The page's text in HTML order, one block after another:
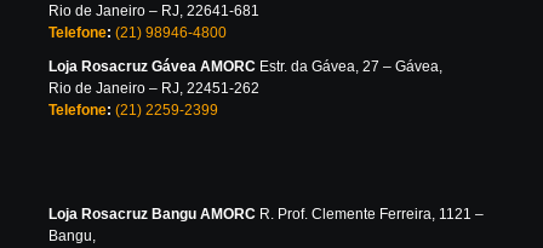
Rio de Janeiro – RJ, 22641-681
Telefone: (21) 98946-4800
Loja Rosacruz Gávea AMORC Estr. da Gávea, 27 – Gávea,
Rio de Janeiro – RJ, 22451-262
Telefone: (21) 2259-2399
Loja Rosacruz Bangu AMORC R. Prof. Clemente Ferreira, 1121 –
Bangu,